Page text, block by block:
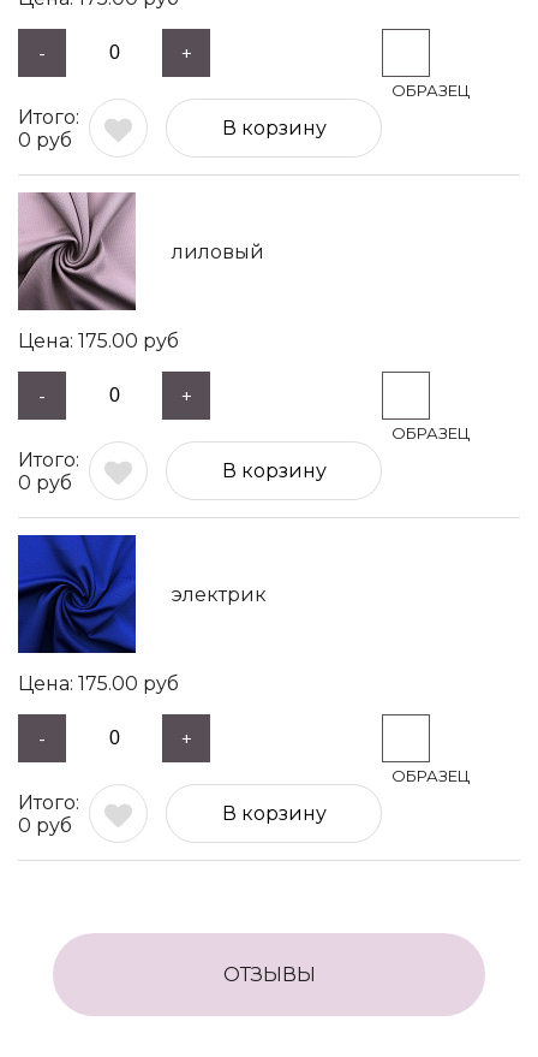
- +
0 руб
В корзину
лиловый
175.00 руб
- +
0 руб
В корзину
электрик
175.00 руб
- +
0 руб
В корзину
ОТЗЫВЫ